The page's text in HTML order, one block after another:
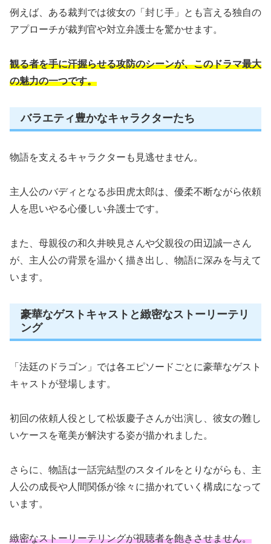
例えば、ある裁判では彼女の「封じ手」とも言える独自の
アプローチが裁判官や対立弁護士を驚かせます。
観る者を手に汗握らせる攻防のシーンが、このドラマ最大
の魅力の一つです。
バラエティ豊かなキャラクターたち
物語を支えるキャラクターも見逃せません。
主人公のバディとなる歩田虎太郎は、優柔不断ながら依頼
人を思いやる心優しい弁護士です。
また、母親役の和久井映見さんや父親役の田辺誠一さん
が、主人公の背景を温かく描き出し、物語に深みを与えて
います。
豪華なゲストキャストと緻密なストーリーテリ
ング
「法廷のドラゴン」では各エピソードごとに豪華なゲスト
キャストが登場します。
初回の依頼人役として松坂慶子さんが出演し、彼女の難し
いケースを竜美が解決する姿が描かれました。
さらに、物語は一話完結型のスタイルをとりながらも、主
人公の成長や人間関係が徐々に描かれていく構成になって
います。
緻密なストーリーテリングが視聴者を飽きさせません。